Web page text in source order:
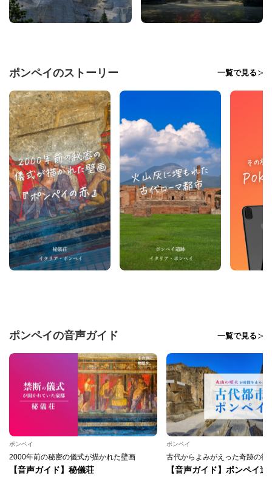
ポンペイのストーリー 一覧で見る
ポンペイの音声ガイド 一覧で見る
ポンペイ
2000年前の秘密の儀式が描かれた壁画
【音声ガイド】秘儀荘
ポンペイ
古代からよみがえった奇跡の街
【音声ガイド】ポンペイ遺
https://jp.pokke.in/story/12678 コピー